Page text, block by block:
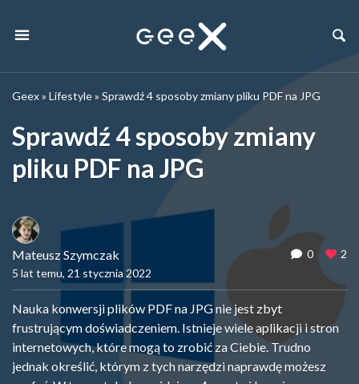
Geex» Lifestyle» Sprawdź 4 sposoby zmiany pliku PDF na JPG
Sprawdź 4 sposoby zmiany
pliku PDF na JPG
Mateusz Szymczak
5 lat temu, 21 stycznia 2022
0 2
Nauka konwersji plików PDF na JPG nie jest zbyt
frustrującym doświadczeniem. Istnieje wiele aplikacji i stron
internetowych, które mogą to zrobić za Ciebie. Trudno
jednak określić, którym z tych narzędzi naprawdę możesz